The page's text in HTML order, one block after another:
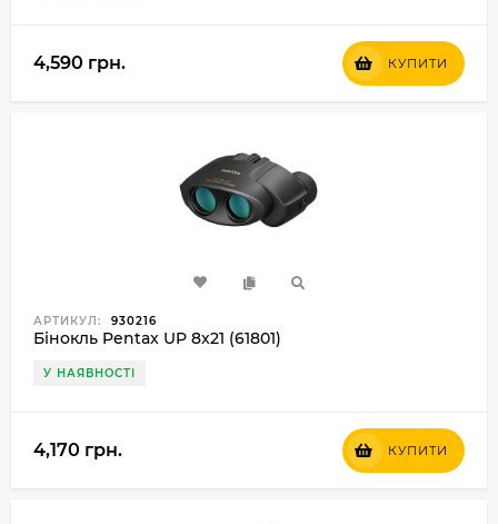
4,590 грн. КУПИТИ
АРТИКУЛ: 930216
Бінокль Pentax UP 8x21 (61801)
У НАЯВНОСТІ
4,170 грн. КУПИТИ